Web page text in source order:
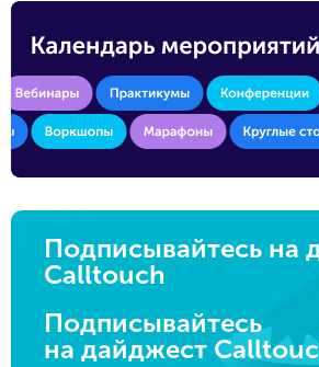
Подписывайтесь на
Calltouch
Подписывайтесь
на дайджест